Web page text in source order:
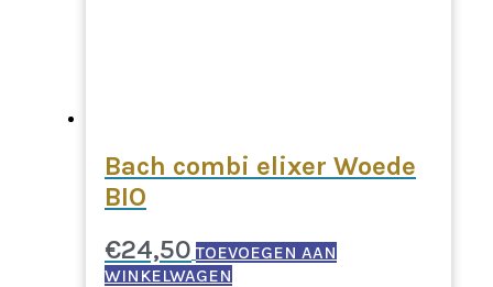
Bach combi elixer Woede
BIO
€24,50 TOEVOEGEN AAN
WINKELWAGEN